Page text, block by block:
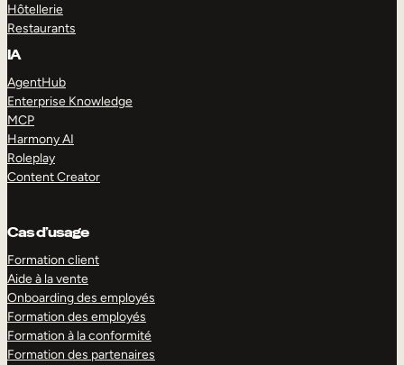
Hôtellerie
Restaurants
IA
AgentHub
Enterprise Knowledge
MCP
Harmony AI
Roleplay
Content Creator
Cas d’usage
Formation client
Aide à la vente
Onboarding des employés
Formation des employés
Formation à la conformité
Formation des partenaires